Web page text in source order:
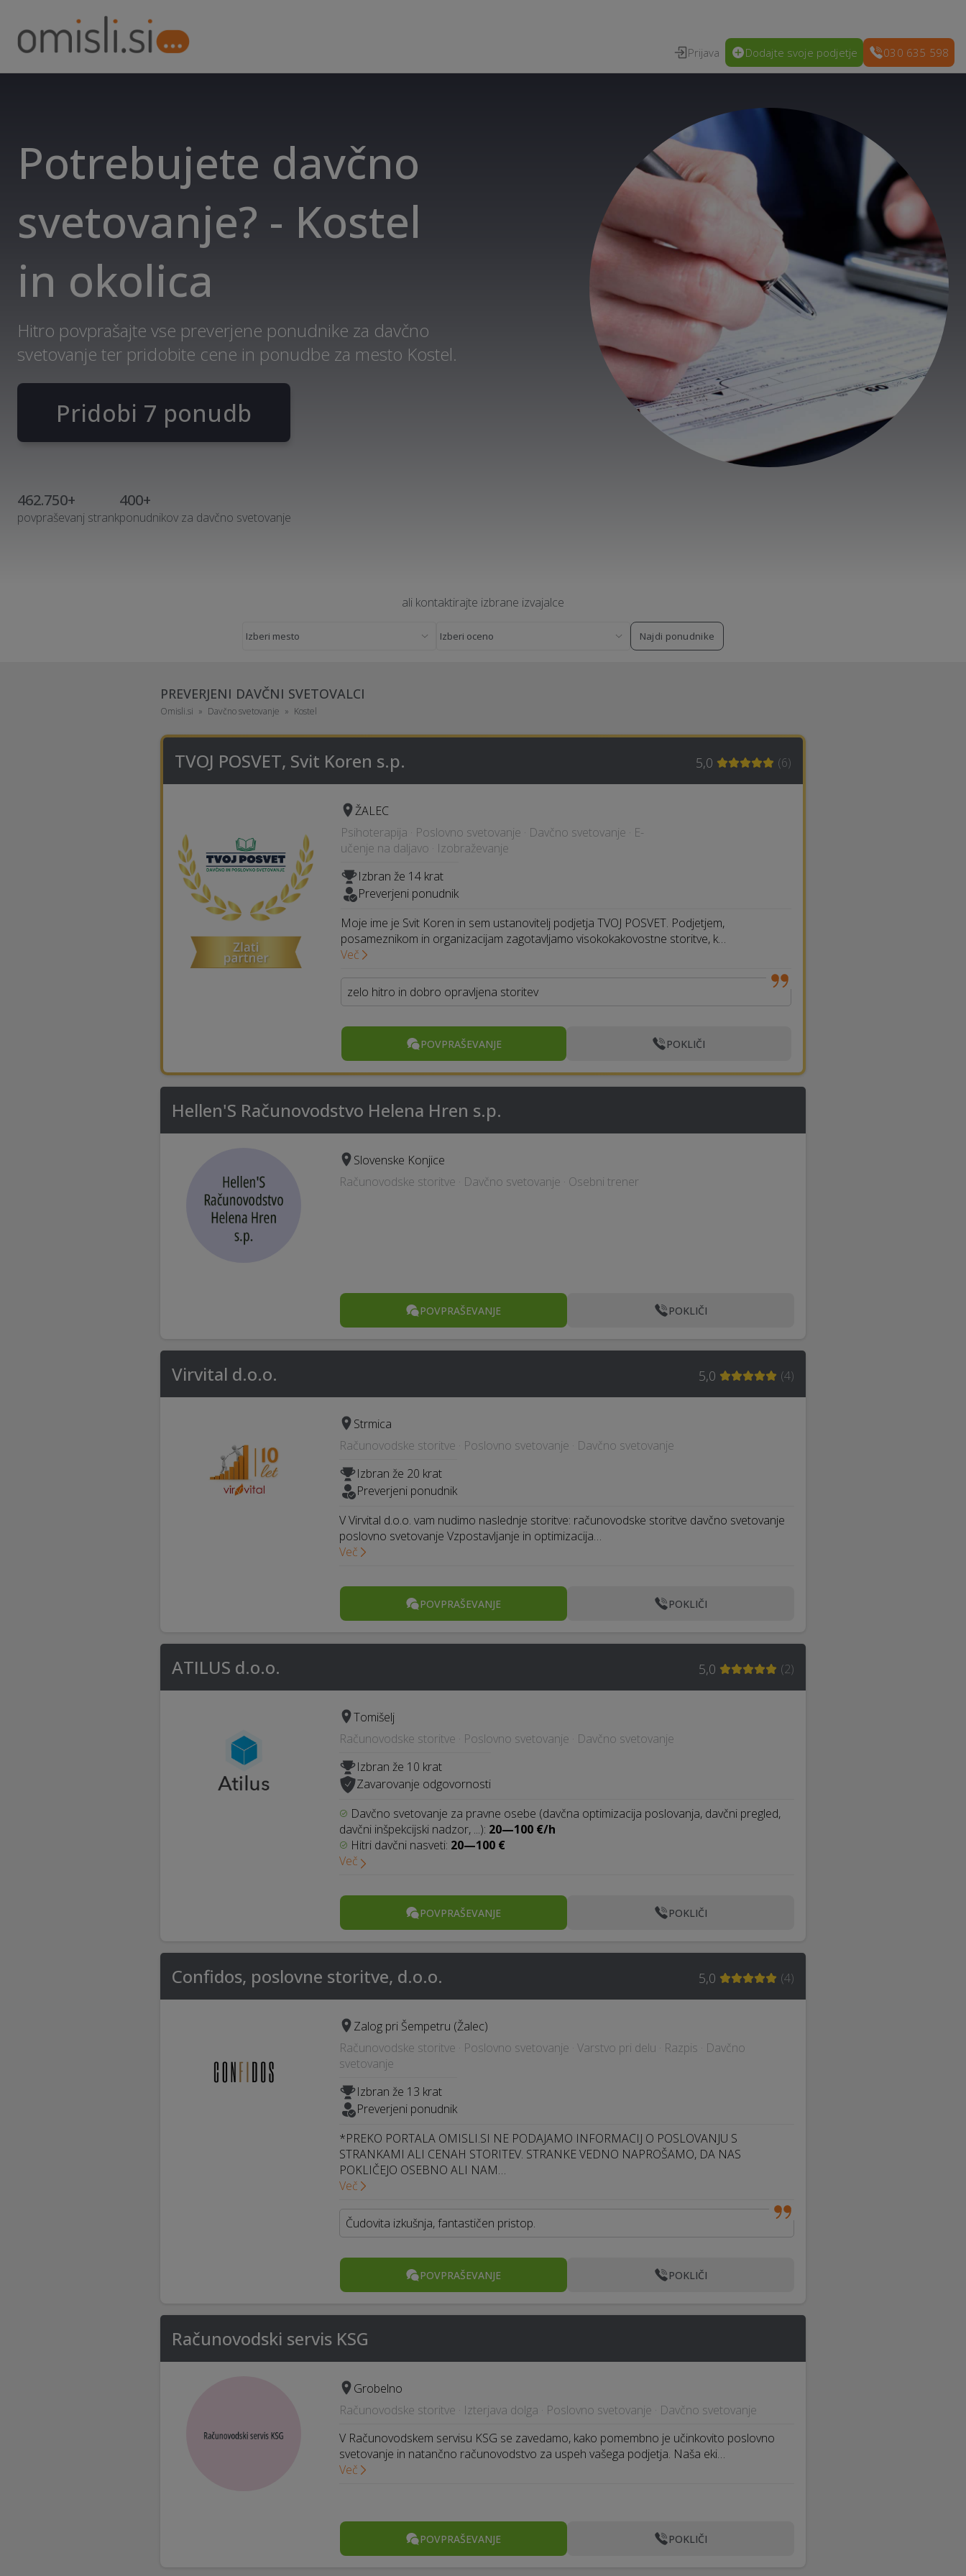
Prijava Dodajte svoje podjetje 030 635 598
Potrebujete davčno
svetovanje? - Kostel
in okolica
Hitro povprašajte vse preverjene ponudnike za davčno
svetovanje ter pridobite cene in ponudbe za mesto Kostel.
Pridobi 7 ponudb
462.750+
povpraševanj strank
400+
ponudnikov za davčno svetovanje
ali kontaktirajte izbrane izvajalce
Najdi ponudnike
PREVERJENI DAVČNI SVETOVALCI
Omisli.si Davčno svetovanje Kostel
TVOJ POSVET, Svit Koren s.p. 5,0 (6)
ŽALEC
Psihoterapija · Poslovno svetovanje · Davčno svetovanje · E-
učenje na daljavo · Izobraževanje
Izbran že 14 krat
Preverjeni ponudnik
Moje ime je Svit Koren in sem ustanovitelj podjetja TVOJ POSVET. Podjetjem,
posameznikom in organizacijam zagotavljamo visokokakovostne storitve, k…
Več
zelo hitro in dobro opravljena storitev
POVPRAŠEVANJE POKLIČI
Hellen'S Računovodstvo Helena Hren s.p.
Slovenske Konjice
Računovodske storitve · Davčno svetovanje · Osebni trener
POVPRAŠEVANJE POKLIČI
Virvital d.o.o. 5,0 (4)
Strmica
Računovodske storitve · Poslovno svetovanje · Davčno svetovanje
Izbran že 20 krat
Preverjeni ponudnik
V Virvital d.o.o. vam nudimo naslednje storitve: računovodske storitve davčno svetovanje
poslovno svetovanje Vzpostavljanje in optimizacija…
Več
POVPRAŠEVANJE POKLIČI
ATILUS d.o.o. 5,0 (2)
Tomišelj
Računovodske storitve · Poslovno svetovanje · Davčno svetovanje
Izbran že 10 krat
Zavarovanje odgovornosti
Davčno svetovanje za pravne osebe (davčna optimizacija poslovanja, davčni pregled,
davčni inšpekcijski nadzor, ...): 20—100 €/h
Hitri davčni nasveti: 20—100 €
Več
POVPRAŠEVANJE POKLIČI
Confidos, poslovne storitve, d.o.o. 5,0 (4)
Zalog pri Šempetru (Žalec)
Računovodske storitve · Poslovno svetovanje · Varstvo pri delu · Razpis · Davčno
svetovanje
Izbran že 13 krat
Preverjeni ponudnik
*PREKO PORTALA OMISLI.SI NE PODAJAMO INFORMACIJ O POSLOVANJU S
STRANKAMI ALI CENAH STORITEV. STRANKE VEDNO NAPROŠAMO, DA NAS
POKLIČEJO OSEBNO ALI NAM…
Več
Čudovita izkušnja, fantastičen pristop.
POVPRAŠEVANJE POKLIČI
Računovodski servis KSG
Grobelno
Računovodske storitve · Izterjava dolga · Poslovno svetovanje · Davčno svetovanje
V Računovodskem servisu KSG se zavedamo, kako pomembno je učinkovito poslovno
svetovanje in natančno računovodstvo za uspeh vašega podjetja. Naša eki…
Več
POVPRAŠEVANJE POKLIČI